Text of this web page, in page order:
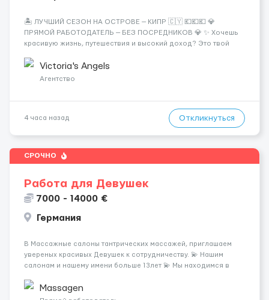
🏝️ ЛУЧШИЙ СЕЗОН НА ОСТРОВЕ — КИПР 🇨🇾 💶💶💶 💎
ПРЯМОЙ РАБОТОДАТЕЛЬ — БЕЗ ПОСРЕДНИКОВ 💎 ✨ Хочешь
красивую жизнь, путешествия и высокий доход? Это твой
Опытная команда с годами практики — Стабильный поток
клиентов (без ...
Victoria's Angels
Агентство
4 часа назад Откликнуться
СРОЧНО
Работа для Девушек
7000 - 14000 €
Германия
В Массажные салоны тантрических массажей, приглашаем
увереных красивых Девушек к сотрудничеству. 💫 Нашим
салонам и нашему имени больше 13лет 💫 Мы находимся в
заработная плата 💚Мы гарантируем Наличие работы. Поток 💝
incall / Out...
Massagen